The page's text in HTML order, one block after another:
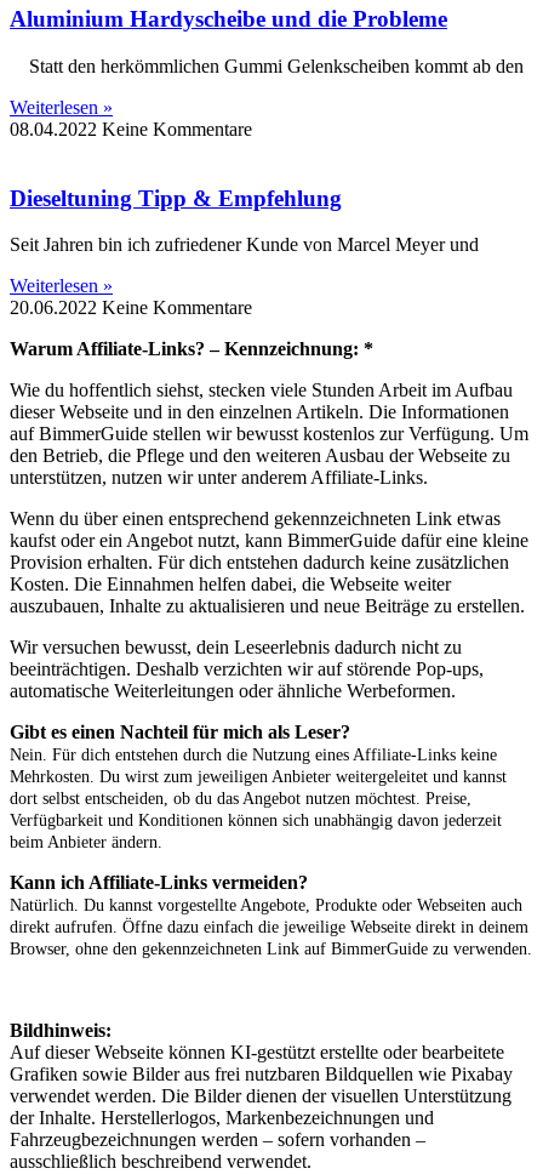
Aluminium Hardyscheibe und die Probleme
Statt den herkömmlichen Gummi Gelenkscheiben kommt ab den
Weiterlesen »
08.04.2022 Keine Kommentare
Dieseltuning Tipp & Empfehlung
Seit Jahren bin ich zufriedener Kunde von Marcel Meyer und
Weiterlesen »
20.06.2022 Keine Kommentare
Warum Affiliate-Links? – Kennzeichnung: *
Wie du hoffentlich siehst, stecken viele Stunden Arbeit im Aufbau
dieser Webseite und in den einzelnen Artikeln. Die Informationen
auf BimmerGuide stellen wir bewusst kostenlos zur Verfügung. Um
den Betrieb, die Pflege und den weiteren Ausbau der Webseite zu
unterstützen, nutzen wir unter anderem Affiliate-Links.
Wenn du über einen entsprechend gekennzeichneten Link etwas
kaufst oder ein Angebot nutzt, kann BimmerGuide dafür eine kleine
Provision erhalten. Für dich entstehen dadurch keine zusätzlichen
Kosten. Die Einnahmen helfen dabei, die Webseite weiter
auszubauen, Inhalte zu aktualisieren und neue Beiträge zu erstellen.
Wir versuchen bewusst, dein Leseerlebnis dadurch nicht zu
beeinträchtigen. Deshalb verzichten wir auf störende Pop-ups,
automatische Weiterleitungen oder ähnliche Werbeformen.
Gibt es einen Nachteil für mich als Leser?
Nein. Für dich entstehen durch die Nutzung eines Affiliate-Links keine
Mehrkosten. Du wirst zum jeweiligen Anbieter weitergeleitet und kannst
dort selbst entscheiden, ob du das Angebot nutzen möchtest. Preise,
Verfügbarkeit und Konditionen können sich unabhängig davon jederzeit
beim Anbieter ändern.
Kann ich Affiliate-Links vermeiden?
Natürlich. Du kannst vorgestellte Angebote, Produkte oder Webseiten auch
direkt aufrufen. Öffne dazu einfach die jeweilige Webseite direkt in deinem
Browser, ohne den gekennzeichneten Link auf BimmerGuide zu verwenden.
Bildhinweis:
Auf dieser Webseite können KI-gestützt erstellte oder bearbeitete
Grafiken sowie Bilder aus frei nutzbaren Bildquellen wie Pixabay
verwendet werden. Die Bilder dienen der visuellen Unterstützung
der Inhalte. Herstellerlogos, Markenbezeichnungen und
Fahrzeugbezeichnungen werden – sofern vorhanden –
ausschließlich beschreibend verwendet.